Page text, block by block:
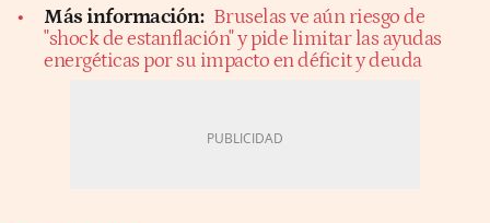
Más información: Bruselas ve aún riesgo de
"shock de estanflación" y pide limitar las ayudas
energéticas por su impacto en déficit y deuda